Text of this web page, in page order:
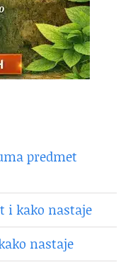
predmet
i kako nastaje
nastaje